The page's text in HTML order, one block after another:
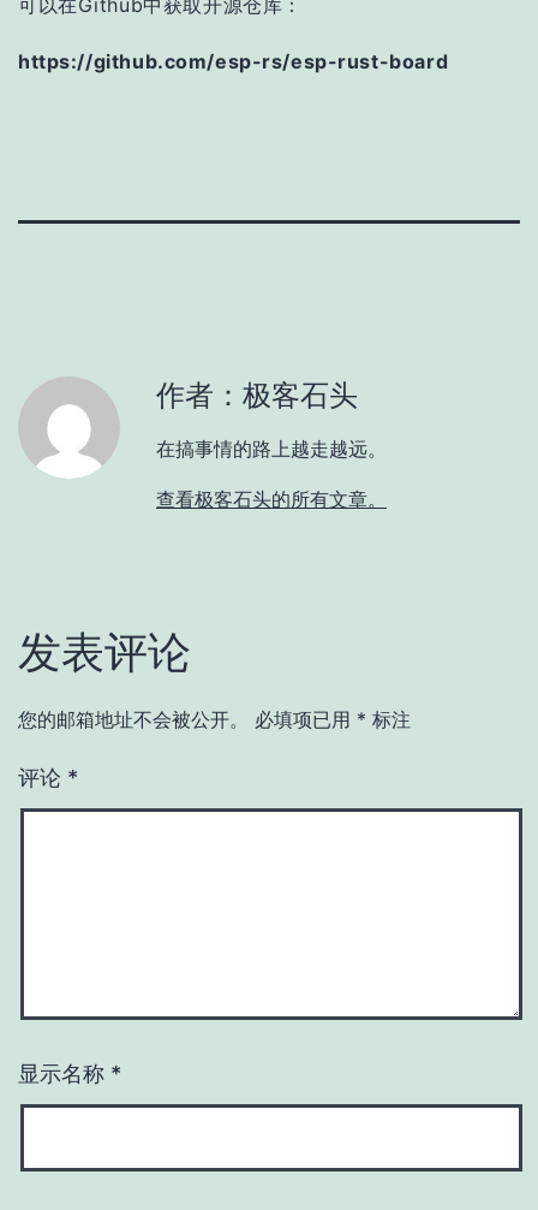
https://github.com/esp-rs/esp-rust-board
作者：极客石头
在搞事情的路上越走越远。
查看极客石头的所有文章。
发表评论
您的邮箱地址不会被公开。 必填项已用 * 标注
评论 *
显示名称 *